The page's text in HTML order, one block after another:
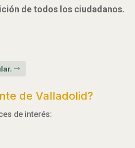
de todos los ciudadanos.
de Valladolid?
de interés: